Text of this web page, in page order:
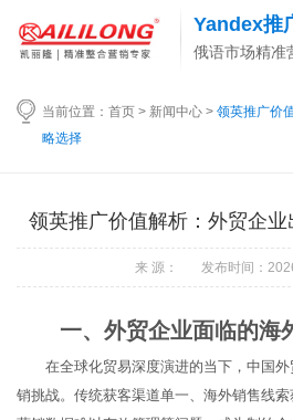
Yandex推
俄语市场精准
当前位置： 首页 > 新闻中心 > 领英推广价
略选择
领英推广价值解析：外贸企
来 源： 发布时间：
一、外贸企业面临的海
在全球化贸易深度演进的当下，中国
销挑战。传统获客渠道单一、海外销售线索